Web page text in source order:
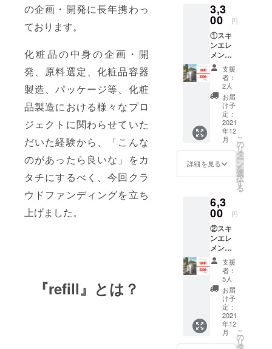
の企画・開発に長年携わっ
ております。
化粧品の中身の企画・開
発、原料選定、化粧品容器
製造、パッケージ等、化粧
品製造における様々なプロ
ジェクトに関わらせていた
だいた経験から、「こんな
のがあったら良いな」をカ
タチにするべく、今回クラ
ウドファンディングを立ち
上げました。
『refill』とは？
キンケ
アの新
しいカ
タチに
挑戦し
ていき
ます。
そんな
refill
project
へ共感
を感じ
てくだ
さる
方。応
援して
頂ける
です。
【内
容】
refill代
表釣谷
より物
凄い感
謝を込
めた
メッ
セージ
をお送
りさせ
ていた
だきま
3,3
00 円
①スキ
ンエレ
メント
ロー
ション
2000ml
1箱
販売価
格3,800
円→500
円OFF
の3,300
円(税
込) ※
送料無
料
支援
者：
2人
お届
け予
定：
2021
年12
月
詳細を見る
こ
の
リ
タ
ー
ン
を
選
択
す
る
6,3
00 円
②スキ
ンエレ
メント
ロー
ショ
ン
2000ml
2箱
販売価
格7,600
→1300
円OFF
支援
者：
5人
お届
け予
定：
2021
年12
月
こ
の
リ